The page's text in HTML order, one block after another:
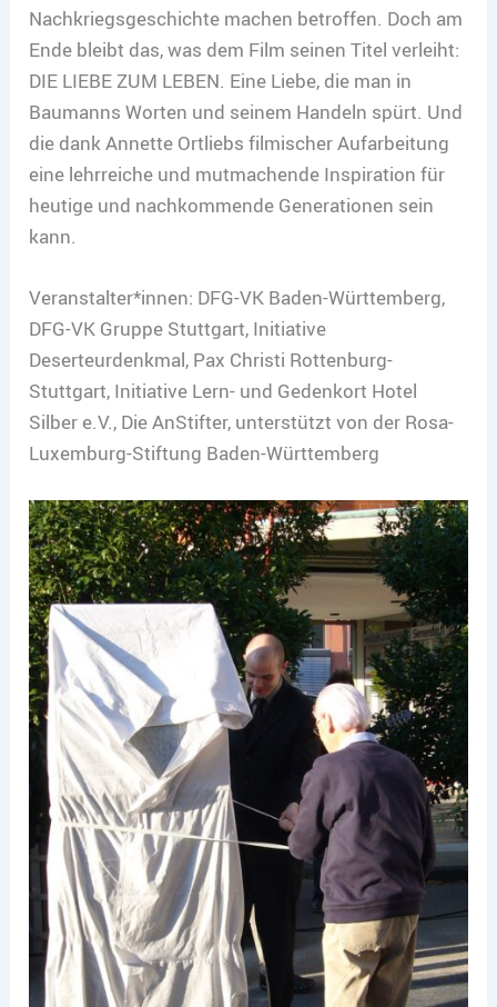
Nachkriegsgeschichte machen betroffen. Doch am
Ende bleibt das, was dem Film seinen Titel verleiht:
DIE LIEBE ZUM LEBEN. Eine Liebe, die man in
Baumanns Worten und seinem Handeln spürt. Und
die dank Annette Ortliebs filmischer Aufarbeitung
eine lehrreiche und mutmachende Inspiration für
heutige und nachkommende Generationen sein
kann.
Veranstalter*innen: DFG-VK Baden-Württemberg,
DFG-VK Gruppe Stuttgart, Initiative
Deserteurdenkmal, Pax Christi Rottenburg-
Stuttgart, Initiative Lern- und Gedenkort Hotel
Silber e.V., Die AnStifter, unterstützt von der Rosa-
Luxemburg-Stiftung Baden-Württemberg